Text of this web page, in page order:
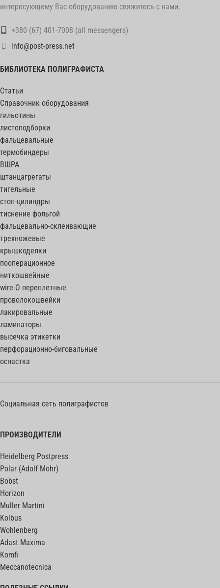
интересующему Вас оборудованию свяжитесь с нами.
+380 (67) 401-7008 (all messengers)
info@post-press.net
БИБЛИОТЕКА ПОЛИГРАФИСТА
Статьи
Справочник оборудования
гильотины
листоподборки
фальцевальные
термобиндеры
ВШРА
штанцагрегаты
тигельные
стоп-цилиндры
тиснение фольгой
фальцевально-склеивающие
трехножевые
крышкоделки
пооперационное
ниткошвейные
wire-O переплетные
проволокошвейки
лакировальные
ламинаторы
высечка этикетки
перфорационно-биговальные
оснастка
Социальная сеть полиграфистов
ПРОИЗВОДИТЕЛИ
Heidelberg Postpress
Polar (Adolf Mohr)
Bobst
Horizon
Muller Martini
Kolbus
Wohlenberg
Adast Maxima
Komfi
Meccanotecnica